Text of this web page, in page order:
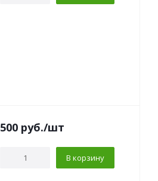
500 руб./шт
В корзину